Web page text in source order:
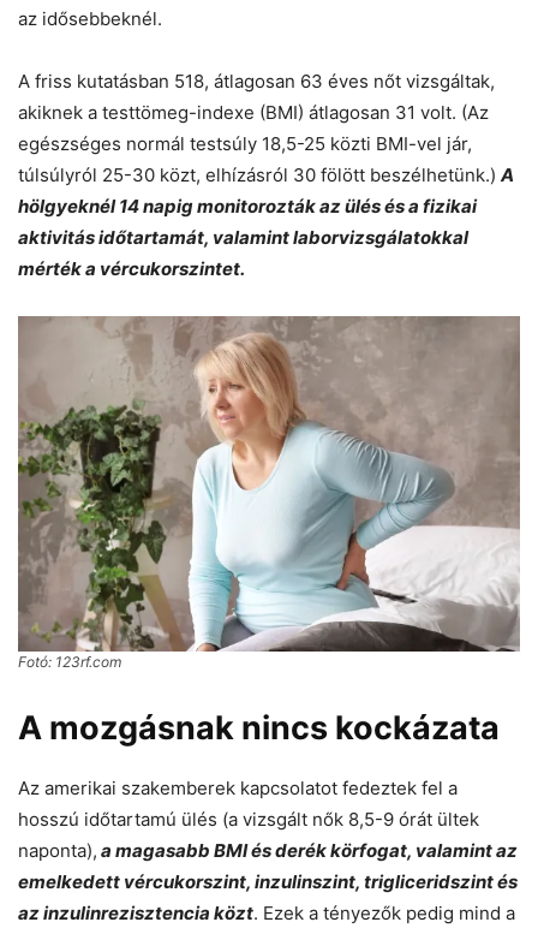
az idősebbeknél.
A friss kutatásban 518, átlagosan 63 éves nőt vizsgáltak,
akiknek a testtömeg-indexe (BMI) átlagosan 31 volt. (Az
egészséges normál testsúly 18,5-25 közti BMI-vel jár,
túlsúlyról 25-30 közt, elhízásról 30 fölött beszélhetünk.) A
hölgyeknél 14 napig monitorozták az ülés és a fizikai
aktivitás időtartamát, valamint laborvizsgálatokkal
mérték a vércukorszintet.
Fotó: 123rf.com
A mozgásnak nincs kockázata
Az amerikai szakemberek kapcsolatot fedeztek fel a
hosszú időtartamú ülés (a vizsgált nők 8,5-9 órát ültek
naponta), a magasabb BMI és derék körfogat, valamint az
emelkedett vércukorszint, inzulinszint, trigliceridszint és
az inzulinrezisztencia közt. Ezek a tényezők pedig mind a